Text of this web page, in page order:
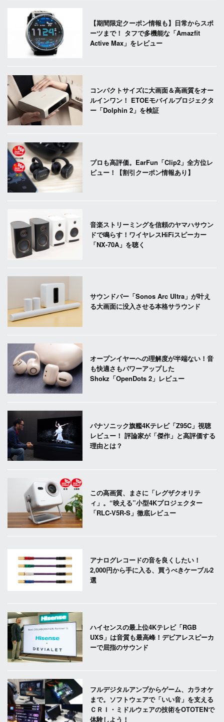
【期間限定クーポン情報も】日常からスポ
ーツまで！ タフで多機能な「Amazfit
Active Max」をレビュー
コンパクトサイズに大画面＆高画質をオー
ルインワン！ ETOEモバイルプロジェクタ
ー「Dolphin 2」を検証
プロも高評価。EarFun「Clip2」全方位レ
ビュー！【割引クーポン情報あり】
音楽ストリーミングを信頼のヤマハサウン
ドで鳴らす！ワイヤレスHiFiスピーカー
「NX-70A」を聴く
サウンドバー「Sonos Arc Ultra」が叶え
る大画面に没入させる本格サラウンド
オープンイヤーへの理解度が半端ない！音
も快適さもパワーアップした
Shokz「OpenDots 2」レビュー
パナソニック旗艦4Kテレビ「Z95C」視聴
レビュー！ 評論家が「傑作」と高評価する
理由とは？
この高画質、まさに「レグザクオリテ
ィ」。“映える”小型4Kプロジェクター
「RLC-V5R-S」徹底レビュー
アナログレコードの音を良くしたい！
2,000円から手に入る、買うべきケーブル2
選
ハイセンスの最上位4Kテレビ「RGB
UXS」は音質も最高峰！デビアレスピーカ
ーで屈指のサウンド
フルデジタルアンプからゲーム、カラオケ
まで。ソフトウェアで「いい音」を支える
ＣＲＩ・ミドルウェアの技術をOTOTENで
体験しよう！